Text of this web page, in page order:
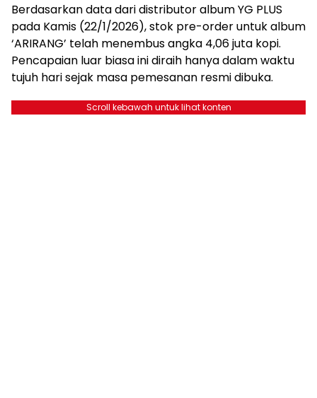
Berdasarkan data dari distributor album YG PLUS
pada Kamis (22/1/2026), stok pre-order untuk album
‘ARIRANG’ telah menembus angka 4,06 juta kopi.
Pencapaian luar biasa ini diraih hanya dalam waktu
tujuh hari sejak masa pemesanan resmi dibuka.
Scroll kebawah untuk lihat konten